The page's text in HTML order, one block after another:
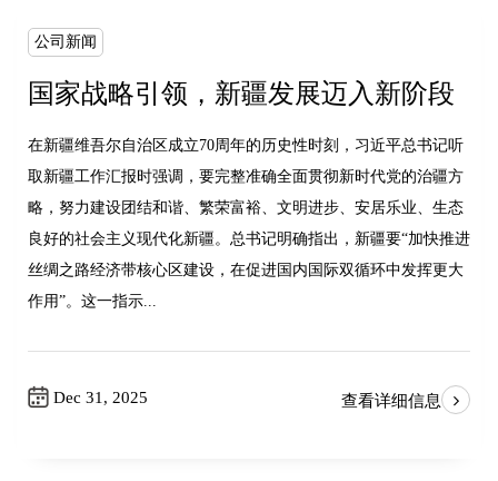
公司新闻
国家战略引领，新疆发展迈入新阶段
在新疆维吾尔自治区成立70周年的历史性时刻，习近平总书记听
取新疆工作汇报时强调，要完整准确全面贯彻新时代党的治疆方
略，努力建设团结和谐、繁荣富裕、文明进步、安居乐业、生态
良好的社会主义现代化新疆。总书记明确指出，新疆要“加快推进
丝绸之路经济带核心区建设，在促进国内国际双循环中发挥更大
作用”。这一指示...
Dec 31, 2025 查看详细信息